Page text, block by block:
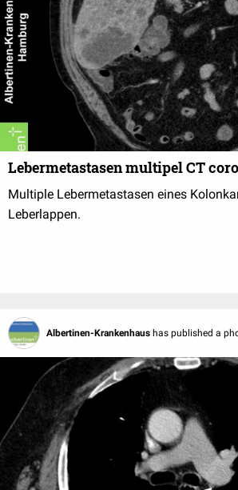
Lebermetastasen multipel CT
Multiple Lebermetastasen eines
Leberlappen.
Albertinen-Krankenhaus has published a